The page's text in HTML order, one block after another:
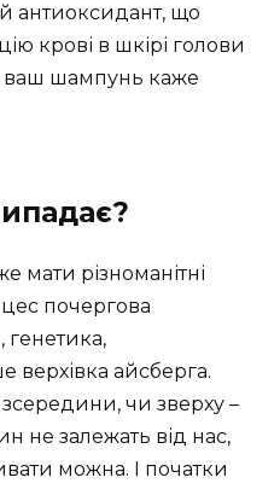
антиоксидант, що
крові в шкірі голови
ваш шампунь каже
мати різноманітні
почергова
генетика,
верхівка айсберга.
зсередини, чи зверху –
не залежать від нас,
можна. І початки